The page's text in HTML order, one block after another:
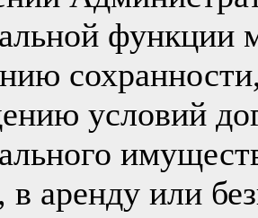
функции
условий
в аренду или